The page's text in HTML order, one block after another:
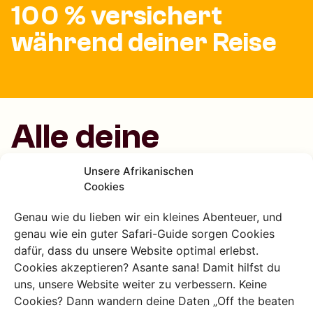
Unsere Afrikanischen
Cookies
Genau wie du lieben wir ein kleines Abenteuer, und
genau wie ein guter Safari-Guide sorgen Cookies
dafür, dass du unsere Website optimal erlebst.
Cookies akzeptieren? Asante sana! Damit hilfst du
uns, unsere Website weiter zu verbessern. Keine
Cookies? Dann wandern deine Daten „Off the beaten
100 % versichert
während deiner Reise
Alle deine
häufigsten Fragen
zum Addo
Elephant Park auf
einen Blick